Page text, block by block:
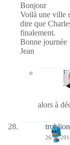
Bonjour
Voilà une ville
dire que
finalement.
Bonne journée
Jean
alors à
trublion
26/11/